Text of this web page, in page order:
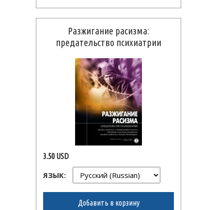
Разжигание расизма:
предательство психиатрии
3.50 USD
ЯЗЫК:
Добавить в корзину